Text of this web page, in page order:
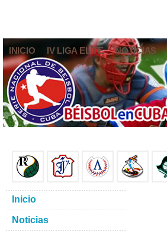
INICIO IV LIGA ELITE NOTICIAS
Inicio
Noticias